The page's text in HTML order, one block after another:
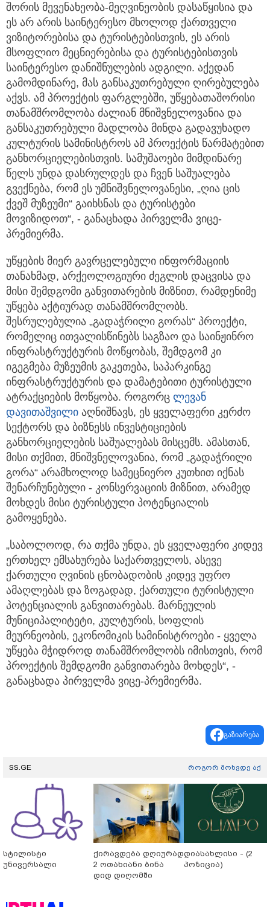
შორის მევენახეობა-მეღვინეობის დასაწყისია და
ეს არ არის საინტერესო მხოლოდ ქართველი
ვიზიტორებისა და ტურისტებისთვის, ეს არის
მსოფლიო მეცნიერებისა და ტურისტებისთვის
საინტერესო დანიშნულების ადგილი. აქედან
გამომდინარე, მას განსაკუთრებული ღირებულება
აქვს. ამ პროექტის ფარგლებში, უწყებათაშორისი
თანამშრომლობა ძალიან მნიშვნელოვანია და
განსაკუთრებული მადლობა მინდა გადავუხადო
კულტურის სამინისტროს ამ პროექტის წარმატებით
განხორციელებისთვის. სამუშაოები მიმდინარე
წელს უნდა დასრულდეს და ჩვენ საშუალება
გვექნება, რომ ეს უმნიშვნელოვანესი, „ღია ცის
ქვეშ მუზეუმი“ გაიხსნას და ტურისტები
მოვიზიდოთ“, - განაცხადა პირველმა ვიცე-
პრემიერმა.
უწყების მიერ გავრცელებული ინფორმაციის
თანახმად, არქეოლოგიური ძეგლის დაცვისა და
მისი შემდგომი განვითარების მიზნით, რამდენიმე
უწყება აქტიურად თანამშრომლობს.
შესრულებულია „გადაჭრილი გორას“ პროექტი,
რომელიც ითვალისწინებს საგზაო და საინჟინრო
ინფრასტრუქტურის მოწყობას, შემდგომ კი
იგეგმება მუზეუმის გაკეთება, საპარკინგე
ინფრასტრუქტურის და დამატებითი ტურისტული
ატრაქციების მოწყობა. როგორც ლევან
დავითაშვილი აღნიშნავს, ეს ყველაფერი კერძო
სექტორს და ბიზნესს ინვესტიციების
განხორციელების საშუალებას მისცემს. ამასთან,
მისი თქმით, მნიშვნელოვანია, რომ „გადაჭრილი
გორა“ არამხოლოდ სამეცნიერო კუთხით იქნას
შენარჩუნებული - კონსერვაციის მიზნით, არამედ
მოხდეს მისი ტურისტული პოტენციალის
გამოყენება.
„საბოლოოდ, რა თქმა უნდა, ეს ყველაფერი კიდევ
ერთხელ ემსახურება საქართველოს, ასევე
ქართული ღვინის ცნობადობის კიდევ უფრო
ამაღლებას და ზოგადად, ქართული ტურისტული
პოტენციალის განვითარებას. მარნეულის
მუნიციპალიტეტი, კულტურის, სოფლის
მეურნეობის, ეკონომიკის სამინისტროები - ყველა
უწყება მჭიდროდ თანამშრომლობს იმისთვის, რომ
პროექტის შემდგომი განვითარება მოხდეს“, -
განაცხადა პირველმა ვიცე-პრემიერმა.
გაზიარება
SS.GE როგორ მოხვდე აქ
სტილისტი
უნივერსალი
ქირავდება დღიურად
2 ოთახიანი ბინა
დიდ დიღომში
დიასახლისი - (2
პოზიცია)